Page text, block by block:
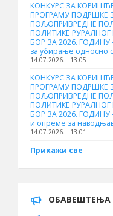
КОНКУРС ЗА
ПРОГРАМУ ПОДРШКЕ
ПОЉОПРИВРЕДНЕ
ПОЛИТИКЕ РУРАЛНОГ
БОР ЗА 2026. ГОДИНУ
за убирање односно
14.07.2026. - 13:05
КОНКУРС ЗА
ПРОГРАМУ ПОДРШКЕ
ПОЉОПРИВРЕДНЕ
ПОЛИТИКЕ РУРАЛНОГ
БОР ЗА 2026. ГОДИНУ
и опреме за
14.07.2026. - 13:01
Прикажи све
ОБАВЕШТЕЊА